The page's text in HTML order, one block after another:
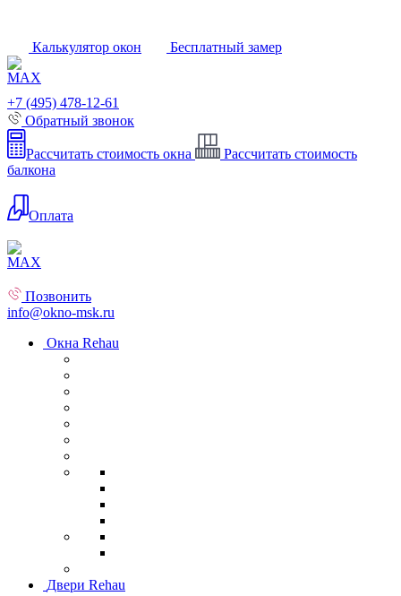
Калькулятор окон Бесплатный замер
+7 (495) 478-12-61
Обратный звонок
Рассчитать стоимость окна
Рассчитать стоимость
балкона
Оплата
Позвонить
info@okno-msk.ru
Окна Rehau
Двери Rehau